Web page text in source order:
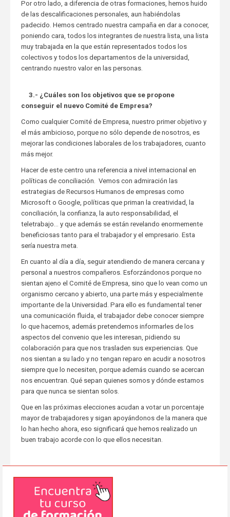
Por otro lado, a diferencia de otras formaciones, hemos huido
de las descalificaciones personales, aun habiéndolas
padecido. Hemos centrado nuestra campaña en dar a conocer,
poniendo cara, todos los integrantes de nuestra lista, una lista
muy trabajada en la que están representados todos los
colectivos y todos los departamentos de la universidad,
centrando nuestro valor en las personas.
3.- ¿Cuáles son los objetivos que se propone
conseguir el nuevo Comité de Empresa?
Como cualquier Comité de Empresa, nuestro primer objetivo y
el más ambicioso, porque no sólo depende de nosotros, es
mejorar las condiciones laborales de los trabajadores, cuanto
más mejor.
Hacer de este centro una referencia a nivel internacional en
políticas de conciliación. Vemos con admiración las
estrategias de Recursos Humanos de empresas como
Microsoft o Google, políticas que priman la creatividad, la
conciliación, la confianza, la auto responsabilidad, el
teletrabajo… y que además se están revelando enormemente
beneficiosas tanto para el trabajador y el empresario. Esta
sería nuestra meta.
En cuanto al día a día, seguir atendiendo de manera cercana y
personal a nuestros compañeros. Esforzándonos porque no
sientan ajeno el Comité de Empresa, sino que lo vean como un
organismo cercano y abierto, una parte más y especialmente
importante de la Universidad. Para ello es fundamental tener
una comunicación fluida, el trabajador debe conocer siempre
lo que hacemos, además pretendemos informarles de los
aspectos del convenio que les interesan, pidiendo su
colaboración para que nos trasladen sus experiencias. Que
nos sientan a su lado y no tengan reparo en acudir a nosotros
siempre que lo necesiten, porque además cuando se acercan
nos encuentran. Qué sepan quienes somos y dónde estamos
para que nunca se sientan solos.
Que en las próximas elecciones acudan a votar un porcentaje
mayor de trabajadores y sigan apoyándonos de la manera que
lo han hecho ahora, eso significará que hemos realizado un
buen trabajo acorde con lo que ellos necesitan.